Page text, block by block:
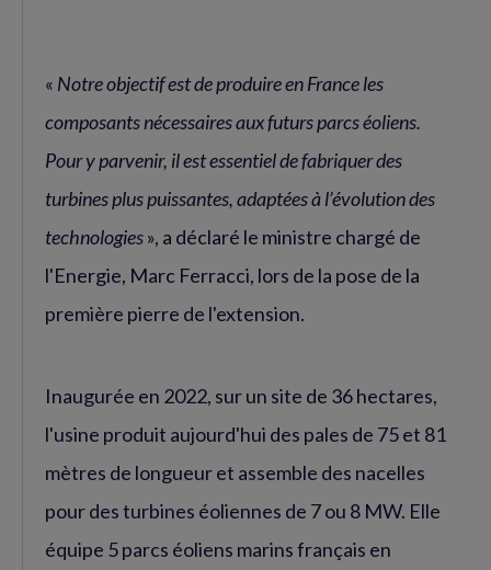
« Notre objectif est de produire en France les
composants nécessaires aux futurs parcs éoliens.
Pour y parvenir, il est essentiel de fabriquer des
turbines plus puissantes, adaptées à l’évolution des
technologies», a déclaré le ministre chargé de
l'Energie, Marc Ferracci, lors de la pose de la
première pierre de l'extension.
Inaugurée en 2022, sur un site de 36 hectares,
l'usine produit aujourd'hui des pales de 75 et 81
mètres de longueur et assemble des nacelles
pour des turbines éoliennes de 7 ou 8 MW. Elle
équipe 5 parcs éoliens marins français en